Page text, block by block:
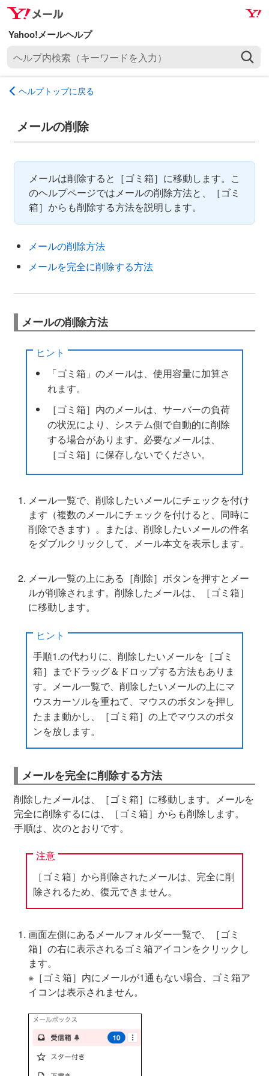
ナ
ビ
ゲ
ー
ョ
ン
キ
メ
イ
ン
コ
テ
ン
ス
プ
内
（
ー
を
ヘルプトップに戻る
メールの削除
メールは削除すると［ゴミ箱］に移動します。こ
のヘルプページではメールの削除方法と、［ゴミ
箱］からも削除する方法を説明します。
メールの削除方法
メールを完全に削除する方法
メールの削除方法
ヒント
「ゴミ箱」のメールは、使用容量に加算さ
れます。
［ゴミ箱］内のメールは、サーバーの負荷
の状況により、システム側で自動的に削除
する場合があります。必要なメールは、
［ゴミ箱］に保存しないでください。
メール一覧で、削除したいメールにチェックを付け
ます（複数のメールにチェックを付けると、同時に
削除できます）。または、削除したいメールの件名
をダブルクリックして、メール本文を表示します。
メール一覧の上にある［削除］ボタンを押すとメー
ルが削除されます。削除したメールは、［ゴミ箱］
に移動します。
ヒント
手順1.の代わりに、削除したいメールを［ゴミ
箱］までドラッグ＆ドロップする方法もありま
す。メール一覧で、削除したいメールの上にマ
ウスカーソルを重ねて、マウスのボタンを押し
たまま動かし、［ゴミ箱］の上でマウスのボタ
ンを放します。
メールを完全に削除する方法
削除したメールは、［ゴミ箱］に移動します。メールを
完全に削除するには、［ゴミ箱］からも削除します。
手順は、次のとおりです。
注意
［ゴミ箱］から削除されたメールは、完全に削
除されるため、復元できません。
画面左側にあるメールフォルダー一覧で、［ゴミ
箱］の右に表示されるゴミ箱アイコンをクリックし
ます。
※［ゴミ箱］内にメールが1通もない場合、ゴミ箱ア
イコンは表示されません。